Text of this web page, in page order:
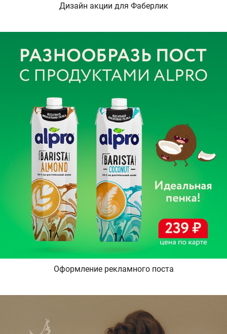
Дизайн акции для Фаберлик
Оформление рекламного поста